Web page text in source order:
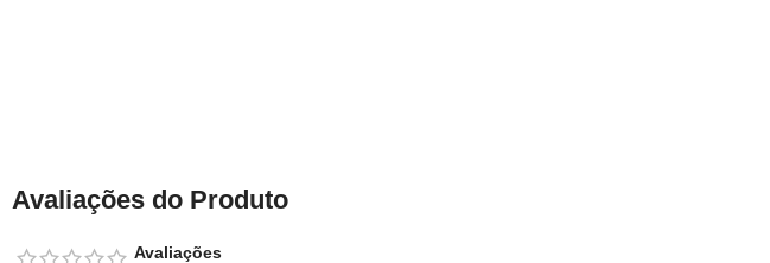
Avaliações do Produto
Avaliações